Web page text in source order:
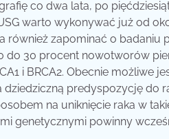
co dwa lata, po
warto wykonywać już od
również zapominać o badaniu
do 30 procent nowotworów
i BRCA2. Obecnie możliwe
predyspozycję do
na uniknięcie raka w
genetycznymi powinny